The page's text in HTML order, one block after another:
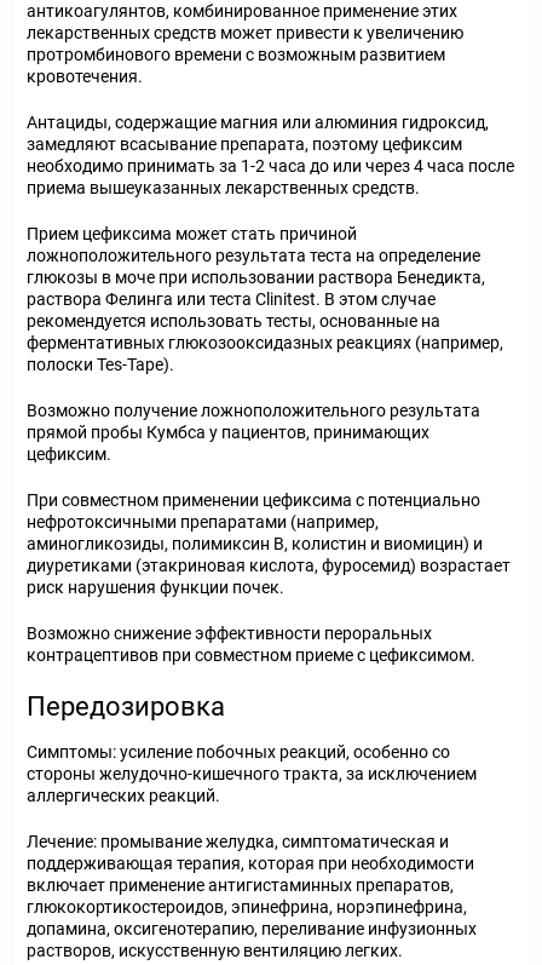
антикоагулянтов, комбинированное применение этих
лекарственных средств может привести к увеличению
протромбинового времени с возможным развитием
кровотечения.
Антациды, содержащие магния или алюминия гидроксид,
замедляют всасывание препарата, поэтому цефиксим
необходимо принимать за 1-2 часа до или через 4 часа после
приема вышеуказанных лекарственных средств.
Прием цефиксима может стать причиной
ложноположительного результата теста на определение
глюкозы в моче при использовании раствора Бенедикта,
раствора Фелинга или теста Clinitest. В этом случае
рекомендуется использовать тесты, основанные на
ферментативных глюкозооксидазных реакциях (например,
полоски Tes-Tape).
Возможно получение ложноположительного результата
прямой пробы Кумбса у пациентов, принимающих
цефиксим.
При совместном применении цефиксима с потенциально
нефротоксичными препаратами (например,
аминогликозиды, полимиксин В, колистин и виомицин) и
диуретиками (этакриновая кислота, фуросемид) возрастает
риск нарушения функции почек.
Возможно снижение эффективности пероральных
контрацептивов при совместном приеме с цефиксимом.
Передозировка
Симптомы:усиление побочных реакций, особенно со
стороны желудочно-кишечного тракта, за исключением
аллергических реакций.
Лечение: промывание желудка, симптоматическая и
поддерживающая терапия, которая при необходимости
включает применение антигистаминных препаратов,
глюкокортикостероидов, эпинефрина, норэпинефрина,
допамина, оксигенотерапию, переливание инфузионных
растворов, искусственную вентиляцию легких.